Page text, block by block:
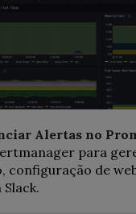
Alertas no
para
configuração de